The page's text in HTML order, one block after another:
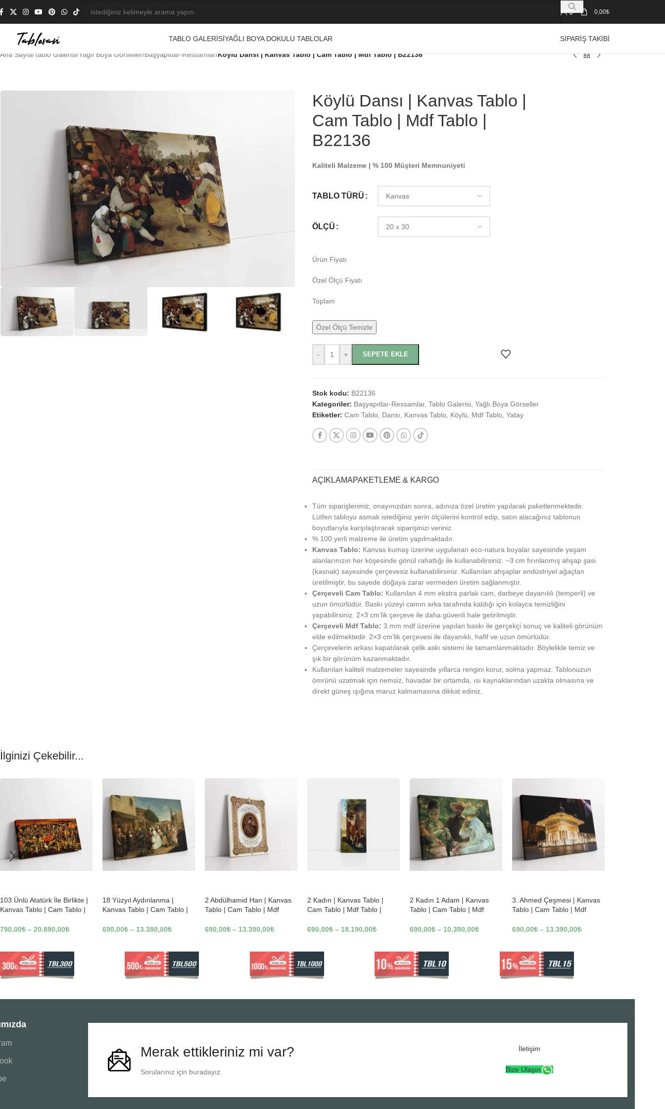
0,00₺
TABLO GALERISIYAĞLI BOYA DOKULU TABLOLAR SIPARIŞ TAKIBI
Ana Sayfa/ Tablo Galerisi/ Yağlı Boya Görseller/Başyapıtlar-Ressamlar/Köylü Dansı | Kanvas Tablo | Cam Tablo | Mdf Tablo | B22136
Köylü Dansı | Kanvas Tablo |
Cam Tablo | Mdf Tablo |
B22136
Kaliteli Malzeme | % 100 Müşteri Memnuniyeti
TABLO TÜRÜ
ÖLÇÜ
Ürün Fiyatı
Özel Ölçü Fiyatı
Toplam
Özel Ölçü Temizle
- + SEPETE EKLE
Stok kodu: B22136
Kategoriler: Başyapıtlar-Ressamlar, Tablo Galerisi Yağlı Boya Görseller
Etiketler: Cam Tablo Dansı Kanvas Tablo Köylü Mdf Tablo Yatay
AÇIKLAMAPAKETLEME & KARGO
Tüm siparişlerimiz, onayınızdan sonra, adınıza özel üretim yapılarak paketlenmektedir.
Lütfen tabloyu asmak istediğiniz yerin ölçülerini kontrol edip, satın alacağınız tablonun
boyutlarıyla karşılaştırarak siparişinizi veriniz.
% 100 yerli malzeme ile üretim yapılmaktadır.
Kanvas Tablo: Kanvas kumaş üzerine uygulanan eco-natura boyalar sayesinde yaşam
alanlarınızın her köşesinde gönül rahatlığı ile kullanabilirsiniz. ~3 cm fırınlanmış ahşap şasi
(kasnak) sayesinde çerçevesiz kullanabilirsiniz. Kullanılan ahşaplar endüstriyel ağaçtan
üretilmiştir, bu sayede doğaya zarar vermeden üretim sağlanmıştır.
Çerçeveli Cam Tablo: Kullanılan 4 mm ekstra parlak cam, darbeye dayanıklı (temperli) ve
uzun ömürlüdür. Baskı yüzeyi camın arka tarafında kaldığı için kolayca temizliğini
yapabilirsiniz. 2×3 cm’lik çerçeve ile daha güvenli hale getirilmiştir.
Çerçeveli Mdf Tablo: 3 mm mdf üzerine yapılan baskı ile gerçekçi sonuç ve kaliteli görünüm
elde edilmektedir. 2×3 cm’lik çerçevesi ile dayanıklı, hafif ve uzun ömürlüdür.
Çerçevelerin arkası kapatılarak çelik askı sistemi ile tamamlanmaktadır. Böylelikle temiz ve
şık bir görünüm kazanmaktadır.
Kullanılan kaliteli malzemeler sayesinde yıllarca rengini korur, solma yapmaz. Tablonuzun
ömrünü uzatmak için nemsiz, havadar bir ortamda, ısı kaynaklarından uzakta olmasına ve
direkt güneş ışığına maruz kalmamasına dikkat ediniz.
İlginizi Çekebilir...
103 Ünlü Atatürk İle Birlikte |
Kanvas Tablo | Cam Tablo |
790,00₺ – 20.890,00₺
18 Yüzyıl Aydınlanma |
Kanvas Tablo | Cam Tablo |
690,00₺ – 13.390,00₺
2 Abdülhamid Han | Kanvas
Tablo | Cam Tablo | Mdf
690,00₺ – 13.390,00₺
2 Kadın | Kanvas Tablo |
Cam Tablo | Mdf Tablo |
690,00₺ – 18.190,00₺
2 Kadın 1 Adam | Kanvas
Tablo | Cam Tablo | Mdf
690,00₺ – 10.390,00₺
3. Ahmed Çeşmesi | Kanvas
Tablo | Cam Tablo | Mdf
690,00₺ – 13.390,00₺
Merak ettikleriniz mi var?
Sorularınız için buradayız.
İletişim
Bize Ulaşın